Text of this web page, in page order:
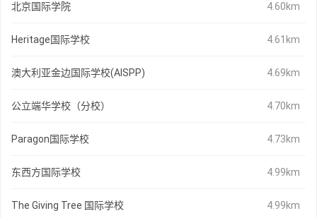
北京国际学院 4.60km
Heritage国际学校 4.61km
澳大利亚金边国际学校(AISPP) 4.69km
公立端华学校（分校） 4.70km
Paragon国际学校 4.73km
东西方国际学校 4.99km
The Giving Tree 国际学校 4.99km